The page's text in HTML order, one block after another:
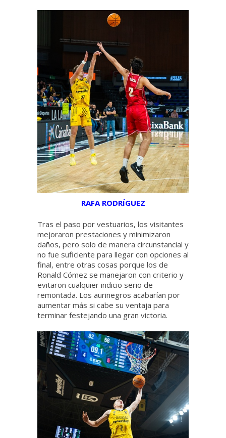
RAFA RODRÍGUEZ
Tras el paso por vestuarios, los visitantes
mejoraron prestaciones y minimizaron
daños, pero solo de manera circunstancial y
no fue suficiente para llegar con opciones al
final, entre otras cosas porque los de
Ronald Cómez se manejaron con criterio y
evitaron cualquier indicio serio de
remontada. Los aurinegros acabarían por
aumentar más si cabe su ventaja para
terminar festejando una gran victoria.